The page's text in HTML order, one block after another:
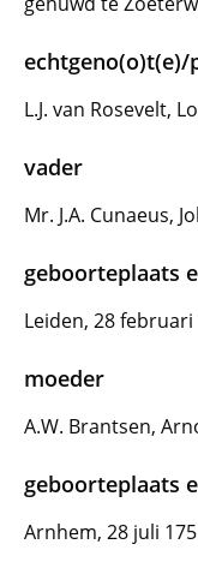
L.J. van Rosevelt,
vader
Mr. J.A. Cunaeus,
geboorteplaats
Leiden, 28 februari
moeder
A.W. Brantsen,
geboorteplaats
Arnhem, 28 juli